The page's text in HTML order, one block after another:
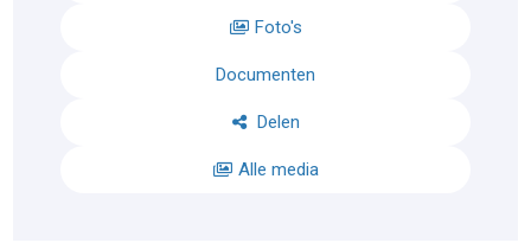
Foto's
Documenten
Delen
Alle media